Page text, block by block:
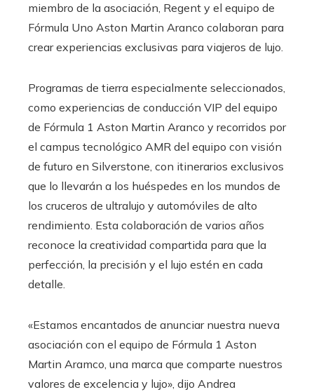
miembro de la asociación, Regent y el equipo de
Fórmula Uno Aston Martin Aranco colaboran para
crear experiencias exclusivas para viajeros de lujo.
Programas de tierra especialmente seleccionados,
como experiencias de conducción VIP del equipo
de Fórmula 1 Aston Martin Aranco y recorridos por
el campus tecnológico AMR del equipo con visión
de futuro en Silverstone, con itinerarios exclusivos
que lo llevarán a los huéspedes en los mundos de
los cruceros de ultralujo y automóviles de alto
rendimiento. Esta colaboración de varios años
reconoce la creatividad compartida para que la
perfección, la precisión y el lujo estén en cada
detalle.
«Estamos encantados de anunciar nuestra nueva
asociación con el equipo de Fórmula 1 Aston
Martin Aramco, una marca que comparte nuestros
valores de excelencia y lujo», dijo Andrea